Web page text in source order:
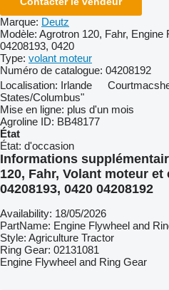
Marque: Deutz
Modèle: Agrotron 120, Fahr, Engine
04208193, 0420
Type: volant moteur
Numéro de catalogue: 04208192
Localisation: Irlande
States/Columbus"
Mise en ligne: plus d'un mois
Agroline ID: BB48177
État
État: d'occasion
Informations
120, Fahr, Volant moteur
04208193, 0420 04208192
Availability: 18/05/2026
PartName: Engine Flywheel and
Style: Agriculture Tractor
Ring Gear: 02131081
Engine Flywheel and Ring Gear